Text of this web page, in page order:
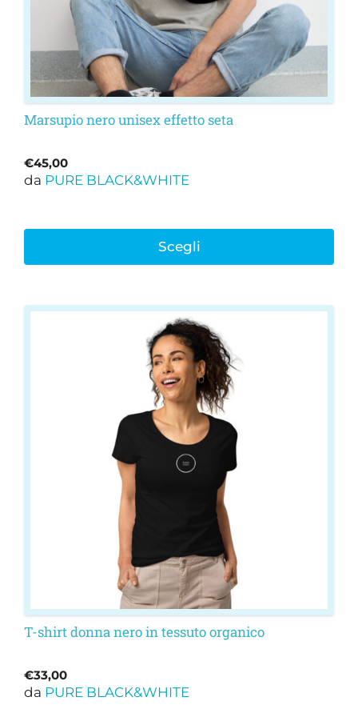
Marsupio nero unisex effetto seta
€45,00
da PURE BLACK&WHITE
Scegli
prodotto
T-shirt donna nero in tessuto organico
€33,00
da PURE BLACK&WHITE
Questo